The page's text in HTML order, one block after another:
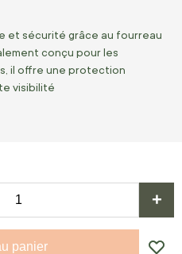
et sécurité grâce au fourreau
conçu pour les
il offre une protection
visibilité
+
panier